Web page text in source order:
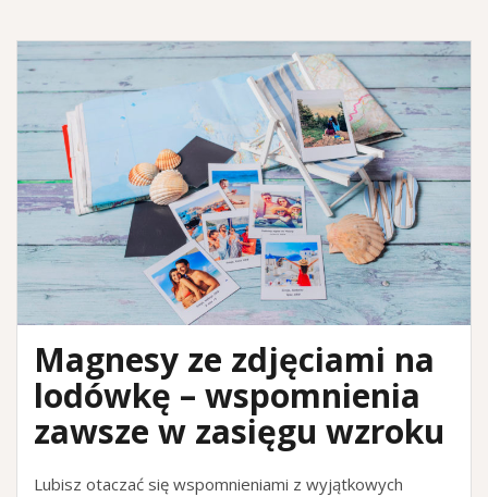
Magnesy ze zdjęciami na
lodówkę – wspomnienia
zawsze w zasięgu wzroku
Lubisz otaczać się wspomnieniami z wyjątkowych